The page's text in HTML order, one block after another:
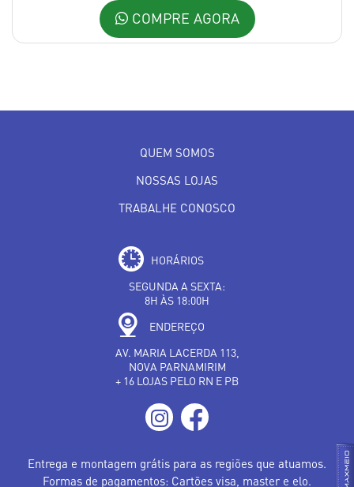
COMPRE AGORA
QUEM SOMOS
NOSSAS LOJAS
TRABALHE CONOSCO
HORÁRIOS
SEGUNDA A SEXTA:
8H ÀS 18:00H
ENDEREÇO
AV. MARIA LACERDA 113,
NOVA PARNAMIRIM
+ 16 LOJAS PELO RN E PB
Entrega e montagem grátis para as regiões que atuamos.
Formas de pagamentos: Cartões visa, master e elo.